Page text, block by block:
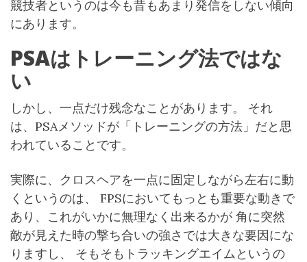
競技者というのは今も昔もあまり発信をしない傾向
にあります。
PSAはトレーニング法ではな
い
しかし、一点だけ残念なことがあります。 それ
は、PSAメソッドが「トレーニングの方法」だと思
われていることです。
実際に、クロスヘアを一点に固定しながら左右に動
くというのは、 FPSにおいてもっとも重要な動きで
あり、これがいかに無理なく出来るかが 角に突然
敵が見えた時の撃ち合いの強さでは大きな要因にな
りますし、 そもそもトラッキングエイムというの